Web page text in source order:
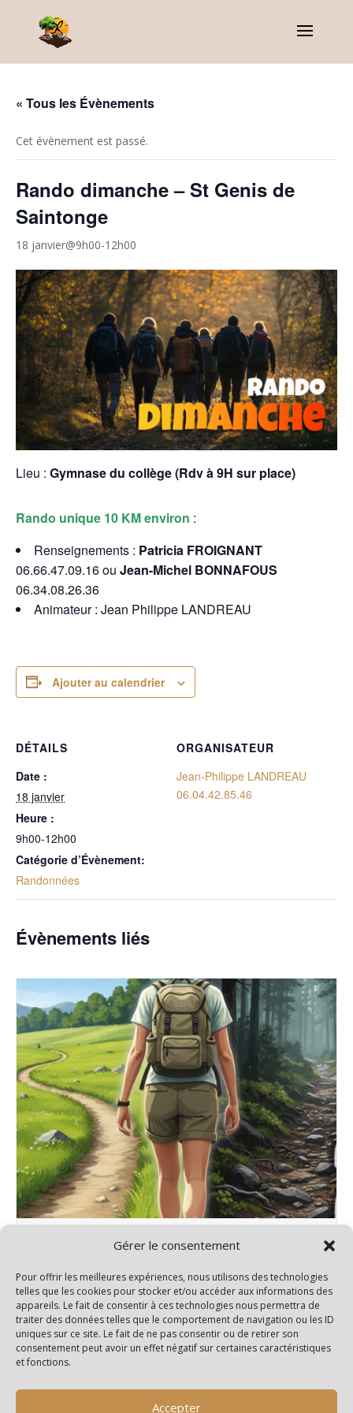
Gérer le consentement
Pour offrir les meilleures expériences, nous utilisons des technologies
telles que les cookies pour stocker et/ou accéder aux informations des
appareils. Le fait de consentir à ces technologies nous permettra de
traiter des données telles que le comportement de navigation ou les ID
uniques sur ce site. Le fait de ne pas consentir ou de retirer son
consentement peut avoir un effet négatif sur certaines caractéristiques
et fonctions.
Accepter
« Tous les Évènements
Cet évènement est passé.
Rando dimanche – St Genis de
Saintonge
18 janvier@9h00-12h00
Lieu : Gymnase du collège (Rdv à 9H sur place)
Rando unique 10 KM environ :
Renseignements : Patricia FROIGNANT
06.66.47.09.16 ou Jean-Michel BONNAFOUS
06.34.08.26.36
Animateur : Jean Philippe LANDREAU
Ajouter au calendrier
DÉTAILS
Date :
18 janvier
Heure :
9h00-12h00
Catégorie d’Évènement:
Randonnées
ORGANISATEUR
Jean-Philippe LANDREAU
06.04.42.85.46
Évènements liés
Rando 2 niveaux – Salignac/Charente
15 septembre@14h00 18h00
Rando Santé Rando 3 niveaux – Ste Lheurine